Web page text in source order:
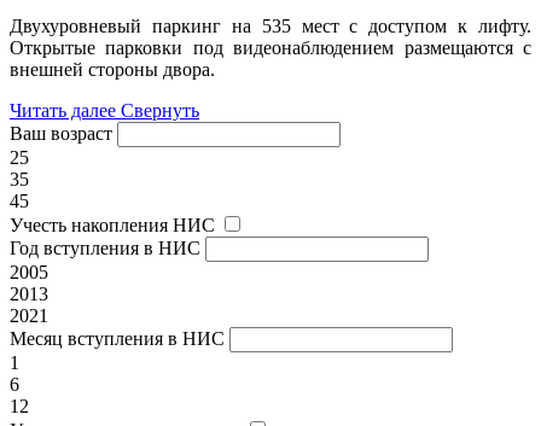
Двухуровневый паркинг на 535 мест с доступом к лифту.
Открытые парковки под видеонаблюдением размещаются с
внешней стороны двора.
Читать далее Свернуть
Ваш возраст
25
35
45
Учесть накопления НИС
Год вступления в НИС
2005
2013
2021
Месяц вступления в НИС
1
6
12